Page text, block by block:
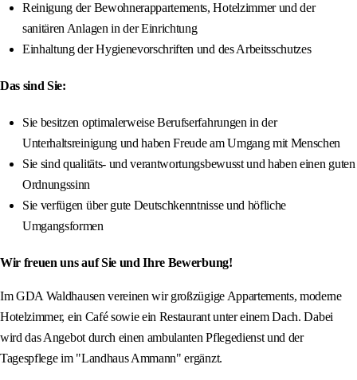
Reinigung der Bewohnerappartements, Hotelzimmer und der
sanitären Anlagen in der Einrichtung
Einhaltung der Hygienevorschriften und des Arbeitsschutzes
Das sind Sie:
Sie besitzen optimalerweise Berufserfahrungen in der
Unterhaltsreinigung und haben Freude am Umgang mit Menschen
Sie sind qualitäts- und verantwortungsbewusst und haben einen guten
Ordnungssinn
Sie verfügen über gute Deutschkenntnisse und höfliche
Umgangsformen
Wir freuen uns auf Sie und Ihre Bewerbung!
Im GDA Waldhausen vereinen wir großzügige Appartements, moderne
Hotelzimmer, ein Café sowie ein Restaurant unter einem Dach. Dabei
wird das Angebot durch einen ambulanten Pflegedienst und der
Tagespflege im "Landhaus Ammann" ergänzt.